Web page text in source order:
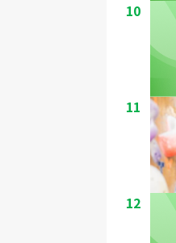
10
11
12